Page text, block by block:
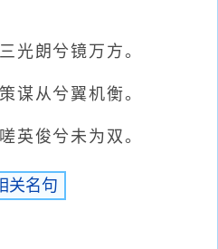
朗兮镜万方。
从兮翼机衡。
俊兮未为双。
关名句